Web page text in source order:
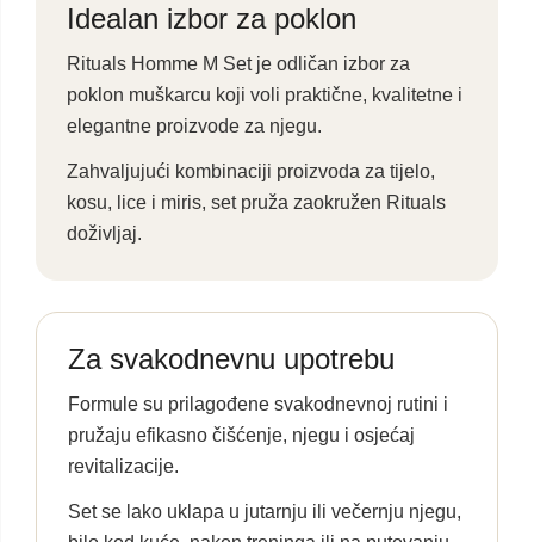
Idealan izbor za poklon
Rituals Homme M Set je odličan izbor za
poklon muškarcu koji voli praktične, kvalitetne i
elegantne proizvode za njegu.
Zahvaljujući kombinaciji proizvoda za tijelo,
kosu, lice i miris, set pruža zaokružen Rituals
doživljaj.
Za svakodnevnu upotrebu
Formule su prilagođene svakodnevnoj rutini i
pružaju efikasno čišćenje, njegu i osjećaj
revitalizacije.
Set se lako uklapa u jutarnju ili večernju njegu,